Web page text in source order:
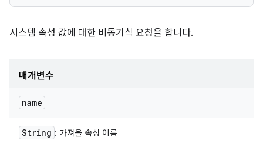
시스템 속성 값에 대한 비동기식 요청을 합니다.
매개변수
name
String : 가져올 속성 이름